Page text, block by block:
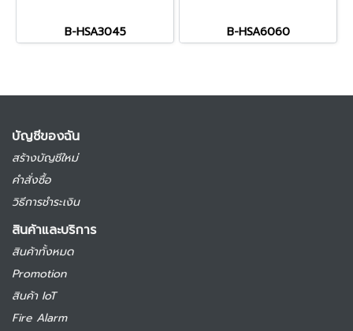
B-HSA3045 B-HSA6060
บัญชีของฉัน
สร้างบัญชีใหม่
คำสั่งซื้อ
วิธีการชำระเงิน
สินค้าและบริการ
สินค้าทั้งหมด
Promotion
สินค้า IoT
Fire Alarm